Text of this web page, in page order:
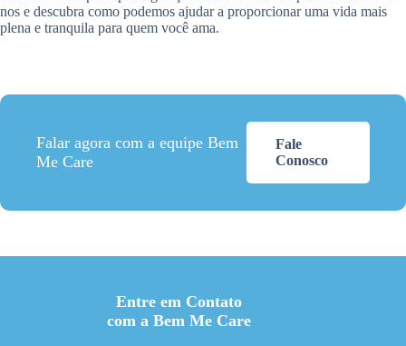
nos e descubra como podemos ajudar a proporcionar uma vida mais
plena e tranquila para quem você ama.
Falar agora com a equipe Bem
Me Care
Fale
Conosco
Entre em Contato
com a Bem Me Care